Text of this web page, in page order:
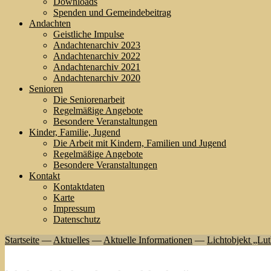
Spenden und Gemeindebeitrag
Andachten
Geistliche Impulse
Andachtenarchiv 2023
Andachtenarchiv 2022
Andachtenarchiv 2021
Andachtenarchiv 2020
Senioren
Die Seniorenarbeit
Regelmäßige Angebote
Besondere Veranstaltungen
Kinder, Familie, Jugend
Die Arbeit mit Kindern, Familien und Jugend
Regelmäßige Angebote
Besondere Veranstaltungen
Kontakt
Kontaktdaten
Karte
Impressum
Datenschutz
Startseite — Aktuelles — Aktuelle Informationen — Lichtobjekt